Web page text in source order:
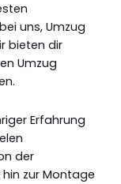
uns, Umzug
bieten dir
Umzug
Erfahrung
der
zur Montage